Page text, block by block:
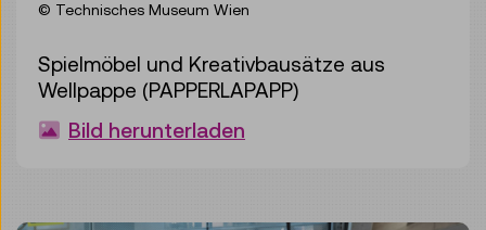
© Technisches Museum Wien
Spielmöbel und Kreativbausätze aus
Wellpappe (PAPPERLAPAPP)
Bild herunterladen